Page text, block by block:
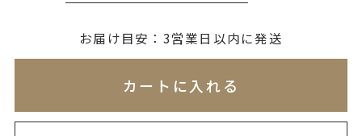
(刻印について)※必ず選択ください
お届け目安：3営業日以内に発送
カートに入れる